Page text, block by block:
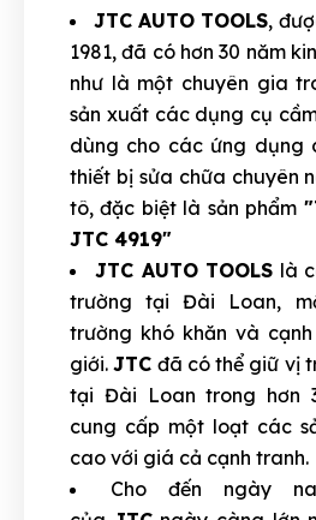
JTC AUTO TOOLS,
1981, đã có hơn 30 năm
như là một chuyên gia
sản xuất các dụng cụ
dùng cho các ứng dụng
thiết bị sửa chữa chuyên
tô, đặc biệt là sản phẩm
JTC 4919"
JTC AUTO TOOLS là
trường tại Đài Loan,
trường khó khăn và
giới.JTC đã có thể giữ vị
tại Đài Loan trong hơn
cung cấp một loạt các
cao với giá cả cạnh tranh.
Cho đến ngày